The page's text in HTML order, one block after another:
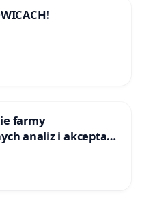
farmy
analiz i akceptacji